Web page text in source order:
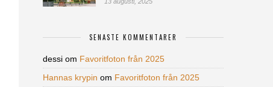
SENASTE KOMMENTARER
dessi om Favoritfoton från 2025
Hannas krypin om Favoritfoton från 2025